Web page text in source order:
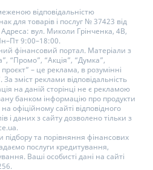
відповідальністю
для товарів і послуг № 37423 від
вул. Миколи Грінченка, 4В,
9:00–18:00.
фінансовий портал. Матеріали з
“Промо”, “Акція”, “Думка”,
– це реклама, в розумінні
зміст реклами відповідальність
на даній сторінці не є рекламою
банком інформацію про продукти
офіційному сайті відповідного
і даних з сайту дозволено тільки з
та порівняння фінансових
послуги кредитування,
Ваші особисті дані на сайті